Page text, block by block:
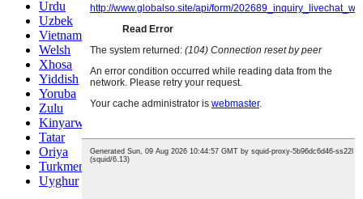
Urdu
Uzbek
Vietnamese
Welsh
Xhosa
Yiddish
Yoruba
Zulu
Kinyarwanda
Tatar
Oriya
Turkmen
Uyghur